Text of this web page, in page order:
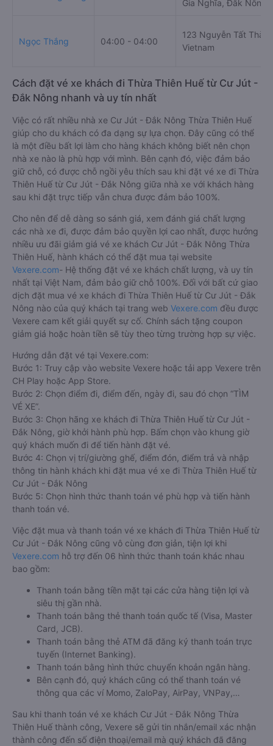
Gia Nghĩa, Đắk Nông,
Ngọc Thắng 04:00 - 04:00
123 Nguyễn Tất
Vietnam
Cách đặt vé xe khách đi Thừa Thiên Huế từ Cư Jút -
Đắk Nông nhanh và uy tín nhất
Việc có rất nhiều nhà xe Cư Jút - Đắk Nông Thừa Thiên Huế
giúp cho du khách có đa dạng sự lựa chọn. Đây cũng có thể
là một điều bất lợi làm cho hàng khách không biết nên chọn
nhà xe nào là phù hợp với mình. Bên cạnh đó, việc đảm bảo
giữ chỗ, có được chỗ ngồi yêu thích sau khi đặt vé xe đi Thừa
Thiên Huế từ Cư Jút - Đắk Nông giữa nhà xe với khách hàng
sau khi đặt trực tiếp vẫn chưa được đảm bảo 100%.
Cho nên để dễ dàng so sánh giá, xem đánh giá chất lượng
các nhà xe đi, được đảm bảo quyền lợi cao nhất, được hưởng
nhiều ưu đãi giảm giá vé xe khách Cư Jút - Đắk Nông Thừa
Thiên Huế, hành khách có thể đặt mua tại website
Vexere.com- Hệ thống đặt vé xe khách chất lượng, và uy tín
nhất tại Việt Nam, đảm bảo giữ chỗ 100%. Đối với bất cứ giao
dịch đặt mua vé xe khách đi Thừa Thiên Huế từ Cư Jút - Đắk
Nông nào của quý khách tại trang web Vexere.com đều được
Vexere cam kết giải quyết sự cố. Chính sách tặng coupon
giảm giá hoặc hoàn tiền sẽ tùy theo từng trường hợp sự việc.
Hướng dẫn đặt vé tại Vexere.com:
Bước 1: Truy cập vào website Vexere hoặc tải app Vexere trên
CH Play hoặc App Store.
Bước 2: Chọn điểm đi, điểm đến, ngày đi, sau đó chọn “TÌM
VÉ XE”.
Bước 3: Chọn hãng xe khách đi Thừa Thiên Huế từ Cư Jút -
Đắk Nông, giờ khởi hành phù hợp. Bấm chọn vào khung giờ
quý khách muốn đi để tiến hành đặt vé.
Bước 4: Chọn vị trí/giường ghế, điểm đón, điểm trả và nhập
thông tin hành khách khi đặt mua vé xe đi Thừa Thiên Huế từ
Cư Jút - Đắk Nông
Bước 5: Chọn hình thức thanh toán vé phù hợp và tiến hành
thanh toán vé.
Việc đặt mua và thanh toán vé xe khách đi Thừa Thiên Huế từ
Cư Jút - Đắk Nông cũng vô cùng đơn giản, tiện lợi khi
Vexere.com hỗ trợ đến 06 hình thức thanh toán khác nhau
bao gồm:
Thanh toán bằng tiền mặt tại các cửa hàng tiện lợi và
siêu thị gần nhà.
Thanh toán bằng thẻ thanh toán quốc tế (Visa, Master
Card, JCB).
Thanh toán bằng thẻ ATM đã đăng ký thanh toán trực
tuyến (Internet Banking).
Thanh toán bằng hình thức chuyển khoản ngân hàng.
Bên cạnh đó, quý khách cũng có thể thanh toán vé
thông qua các ví Momo, ZaloPay, AirPay, VNPay,…
Sau khi thanh toán vé xe khách Cư Jút - Đắk Nông Thừa
Thiên Huế thành công, Vexere sẽ gửi tin nhắn/email xác nhận
thành công đến số điện thoại/email mà quý khách đã đăng